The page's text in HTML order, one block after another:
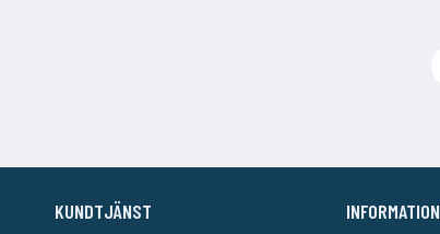
KUNDTJÄNST INFORMATION